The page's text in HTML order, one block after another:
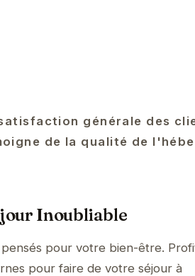
générale des
de la qualité de
Inoubliable
pour votre bien-être.
pour faire de votre séjour à